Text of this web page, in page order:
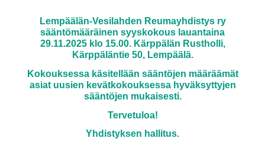
Lempäälän-Vesilahden Reumayhdistys ry
sääntömääräinen syyskokous lauantaina
29.11.2025 klo 15.00. Kärppälän Rustholli,
Kärppäläntie 50, Lempäälä.
Kokouksessa käsitellään sääntöjen määräämät
asiat uusien kevätkokouksessa hyväksyttyjen
sääntöjen mukaisesti.
Tervetuloa!
Yhdistyksen hallitus.